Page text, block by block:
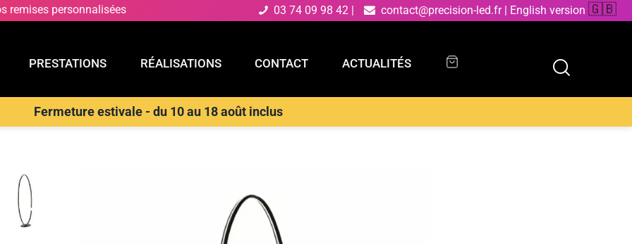
remises personnalisées 03 74 09 98 42 | contact@precision-led.fr | English version 🇬🇧
PRESTATIONS RÉALISATIONS CONTACT ACTUALITÉS
Fermeture estivale - du 10 au 18 août inclus
PRESTATIONS RÉALISATIONS CONTACT
>LUCE AMBIENTE E DESIGN Lampadaire LED Clarke avec cadre fin en aluminium noir 4000K (lumière